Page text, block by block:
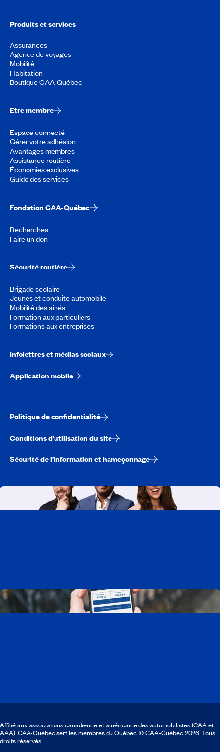
Produits et services
Assurances
Agence de voyages
Mobilité
Habitation
Boutique CAA-Québec
Être membre
Espace connecté
Gérer votre adhésion
Avantages membres
Assistance routière
Économies exclusives
Guide des services
Fondation CAA-Québec
Recherches
Faire un don
Sécurité routière
Brigade scolaire
Jeunes et conduite automobile
Mobilité des aînés
Formation aux particuliers
Formations aux entreprises
Infolettres et médias sociaux
Application mobile
Politique de confidentialité
Conditions d’utilisation du site
Sécurité de l’information et hameçonnage
Affilié aux associations canadienne et américaine des automobilistes (CAA et
AAA), CAA-Québec sert les membres du Québec. © CAA‑Québec 2026. Tous
droits réservés.